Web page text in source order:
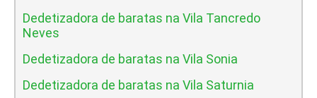
Dedetizadora de baratas na Vila Tancredo
Neves
Dedetizadora de baratas na Vila Sonia
Dedetizadora de baratas na Vila Saturnia